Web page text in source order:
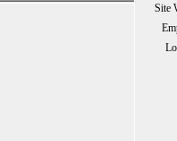
Site